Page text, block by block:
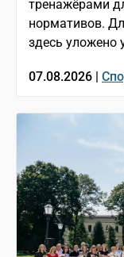
тренажёрами
нормативов.
здесь
07.08.2026 |